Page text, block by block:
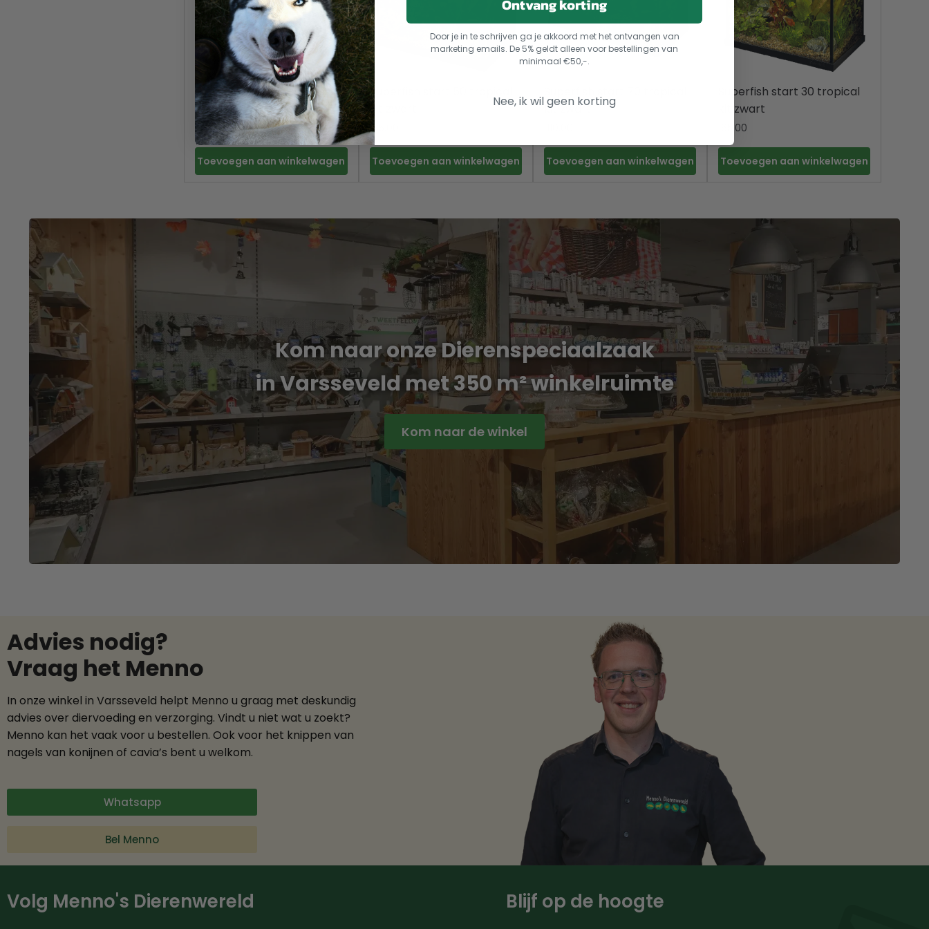
BioArt Cylinder 4 liter wit
28,5x15cm
59.99
Toevoegen aan winkelwagen
Superfish start 50 tropical
kit zwart
85.00
Toevoegen aan winkelwagen
kit zwart
Toevoegen aan winkelwagen
Superfish start 30 tropical
kit zwart
65.00
Toevoegen aan winkelwagen
Kom naar onze Dierenspeciaalzaak
in Varsseveld met 350 m² winkelruimte
Kom naar de winkel
Advies nodig?
Vraag het Menno
In onze winkel in Varsseveld helpt Menno u graag met deskundig
advies over diervoeding en verzorging. Vindt u niet wat u zoekt?
Menno kan het vaak voor u bestellen. Ook voor het knippen van
nagels van konijnen of cavia’s bent u welkom.
Whatsapp
Bel Menno
Volg Menno's Dierenwereld Blijf op de hoogte
Ontvang korting
Door je in te schrijven ga je akkoord met het ontvangen van
marketing emails. De 5% geldt alleen voor bestellingen van
minimaal €50,-.
Nee, ik wil geen korting